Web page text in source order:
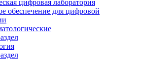
цифровая лаборатория
обеспечение для цифровой